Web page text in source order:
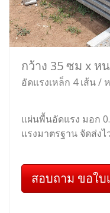
กว้าง 35 ซม x ห
อัดแรงเหล็ก 4 เส้น /
แผ่นพื้นอัดแรง มอก
แรงมาตรฐาน จัดส่ง
สอบถาม ขอใบ